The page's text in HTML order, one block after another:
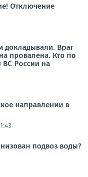
Отключение
докладывали. Враг
провалена. Кто по
ВС России на
направлении в
подвоз воды?